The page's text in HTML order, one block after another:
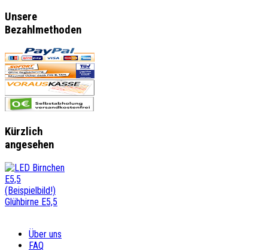
Unsere
Bezahlmethoden
Kürzlich
angesehen
Glühbirne E5,5
Über uns
FAQ